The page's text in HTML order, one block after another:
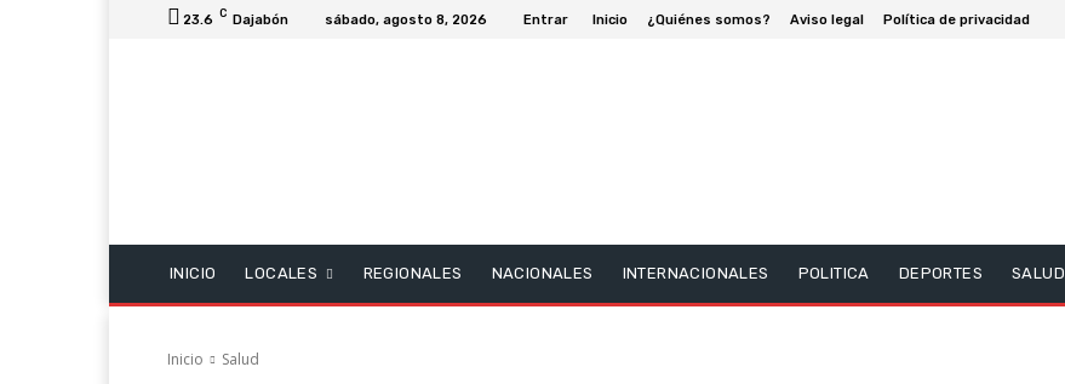
23.6 C Dajabón sábado, agosto 8, 2026 Entrar Inicio ¿Quiénes somos? Aviso legal Política de privacidad
INICIO LOCALES REGIONALES NACIONALES INTERNACIONALES POLITICA DEPORTES SALUD
Inicio Salud